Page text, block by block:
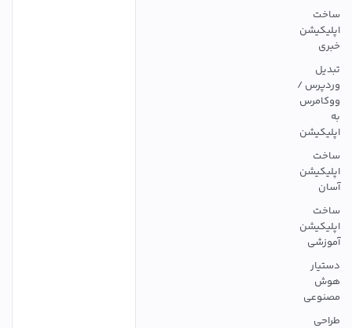
ساخت
اپلیکیشن
خبری
تبدیل
وردپرس /
ووکامرس
به
اپلیکیشن
ساخت
اپلیکیشن
آسان
ساخت
اپلیکیشن
آموزشی
دستیار
هوش
مصنوعی
طراحی